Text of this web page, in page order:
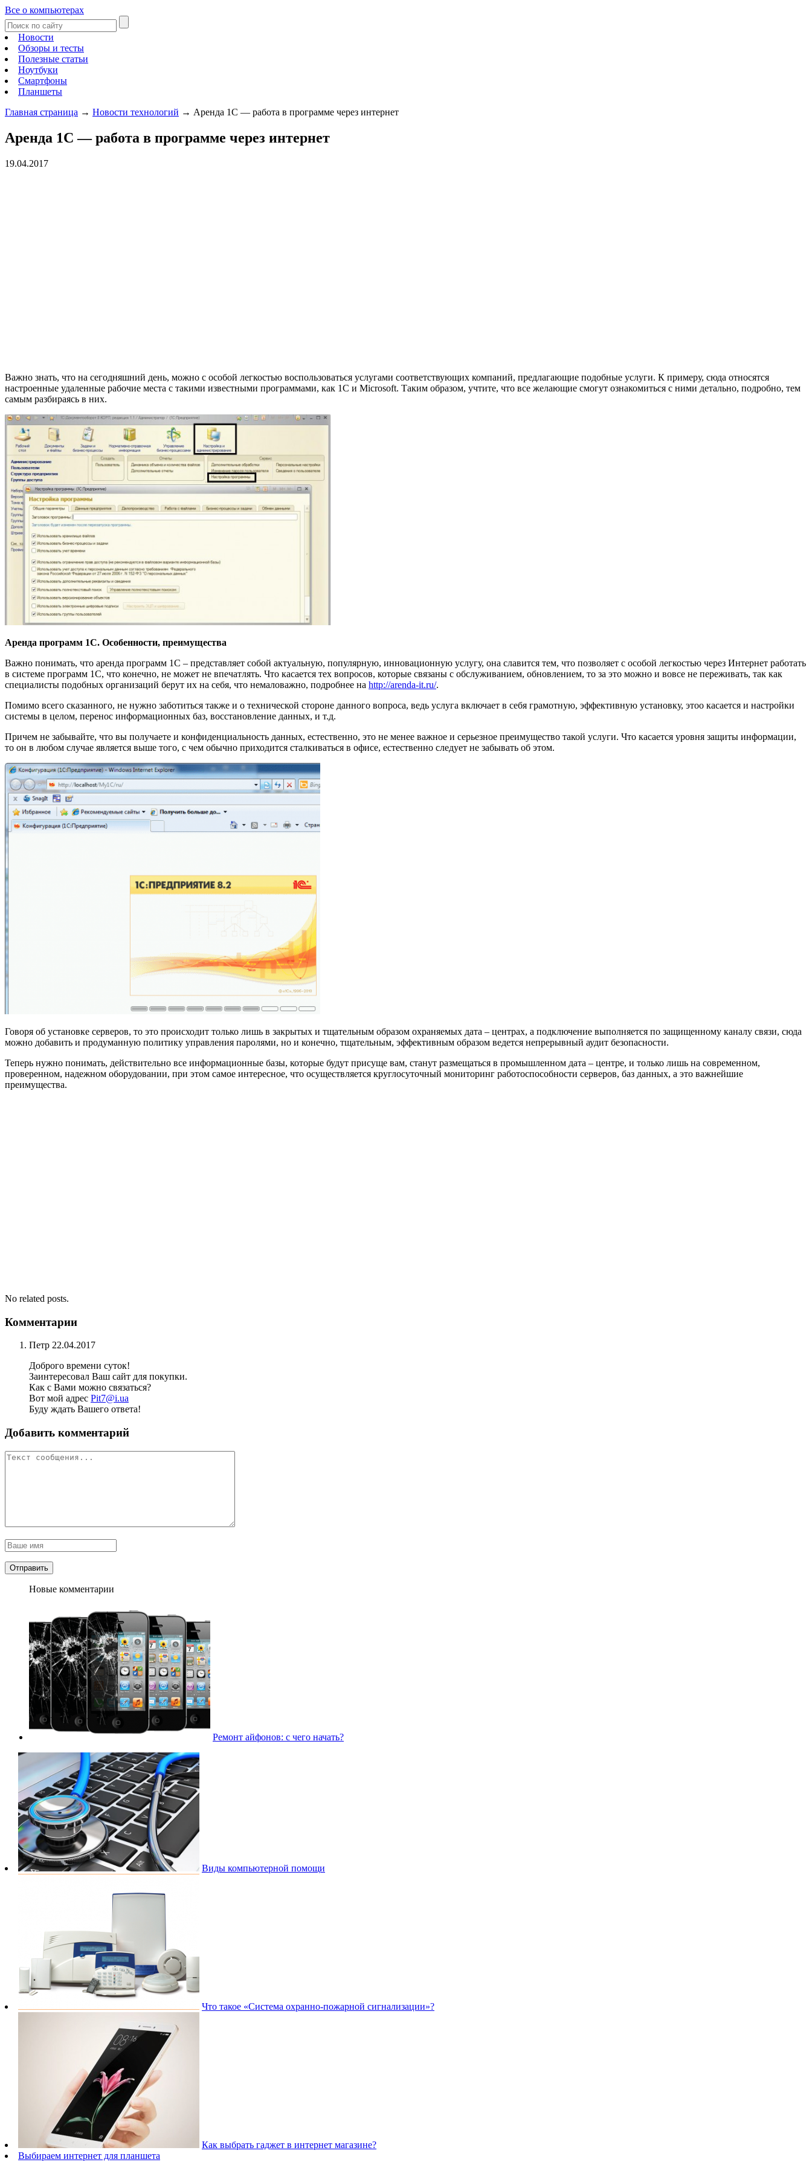
Все о компьютерах
Новости
Обзоры и тесты
Полезные статьи
Ноутбуки
Смартфоны
Планшеты
Главная страница → Новости технологий → Аренда 1С — работа в программе через интернет
Аренда 1С — работа в программе через интернет
19.04.2017
Важно знать, что на сегодняшний день, можно с особой легкостью воспользоваться услугами соответствующих компаний, предлагающие подобные услуги. К примеру, сюда относятся
настроенные удаленные рабочие места с такими известными программами, как 1С и Microsoft. Таким образом, учтите, что все желающие смогут ознакомиться с ними детально, подробно, тем
самым разбираясь в них.
Аренда программ 1С. Особенности, преимущества
Важно понимать, что аренда программ 1С – представляет собой актуальную, популярную, инновационную услугу, она славится тем, что позволяет с особой легкостью через Интернет работать
в системе программ 1С, что конечно, не может не впечатлять. Что касается тех вопросов, которые связаны с обслуживанием, обновлением, то за это можно и вовсе не переживать, так как
специалисты подобных организаций берут их на себя, что немаловажно, подробнее на http://arenda-it.ru/.
Помимо всего сказанного, не нужно заботиться также и о технической стороне данного вопроса, ведь услуга включает в себя грамотную, эффективную установку, этоо касается и настройки
системы в целом, перенос информационных баз, восстановление данных, и т.д.
Причем не забывайте, что вы получаете и конфиденциальность данных, естественно, это не менее важное и серьезное преимущество такой услуги. Что касается уровня защиты информации,
то он в любом случае является выше того, с чем обычно приходится сталкиваться в офисе, естественно следует не забывать об этом.
Говоря об установке серверов, то это происходит только лишь в закрытых и тщательным образом охраняемых дата – центрах, а подключение выполняется по защищенному каналу связи, сюда
можно добавить и продуманную политику управления паролями, но и конечно, тщательным, эффективным образом ведется непрерывный аудит безопасности.
Теперь нужно понимать, действительно все информационные базы, которые будут присуще вам, станут размещаться в промышленном дата – центре, и только лишь на современном,
проверенном, надежном оборудовании, при этом самое интересное, что осуществляется круглосуточный мониторинг работоспособности серверов, баз данных, а это важнейшие
преимущества.
No related posts.
Комментарии
Петр 22.04.2017
Доброго времени суток!
Заинтересовал Ваш сайт для покупки.
Как с Вами можно связаться?
Вот мой адрес Pit7@i.ua
Буду ждать Вашего ответа!
Добавить комментарий
Новые комментарии
Ремонт айфонов: с чего начать?
Виды компьютерной помощи
Что такое «Система охранно-пожарной сигнализации»?
Как выбрать гаджет в интернет магазине?
Выбираем интернет для планшета